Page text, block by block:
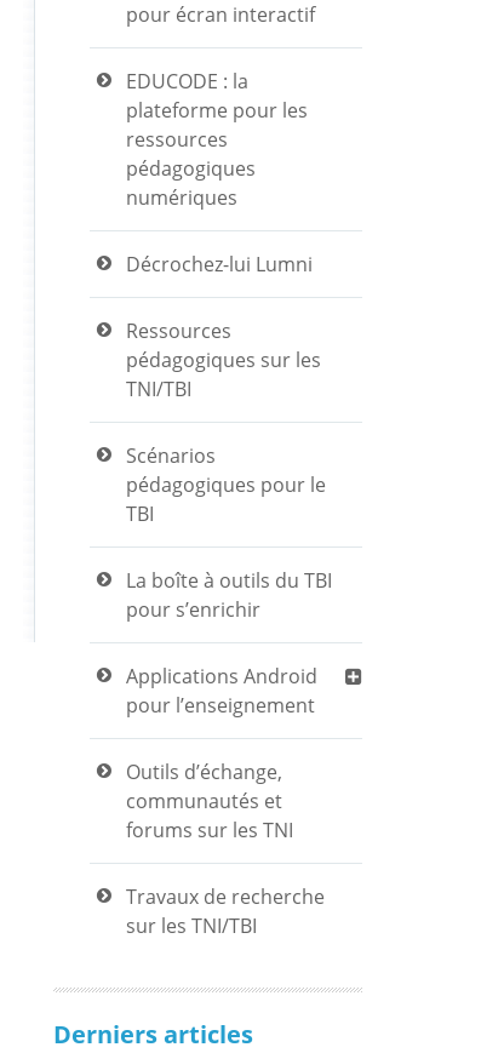
pour écran interactif
EDUCODE : la
plateforme pour les
ressources
pédagogiques
numériques
Décrochez-lui Lumni
Ressources
pédagogiques sur les
TNI/TBI
Scénarios
pédagogiques pour le
TBI
La boîte à outils du TBI
pour s’enrichir
Applications Android
pour l’enseignement
Outils d’échange,
communautés et
forums sur les TNI
Travaux de recherche
sur les TNI/TBI
Derniers articles